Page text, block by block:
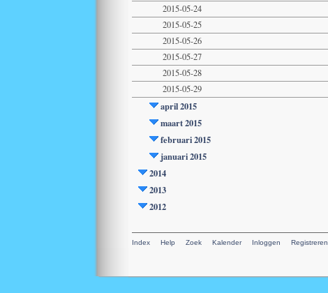
2015-05-24
2015-05-25
2015-05-26
2015-05-27
2015-05-28
2015-05-29
april 2015
maart 2015
februari 2015
januari 2015
2014
2013
2012
Index Help Zoek Kalender Inloggen Registreren